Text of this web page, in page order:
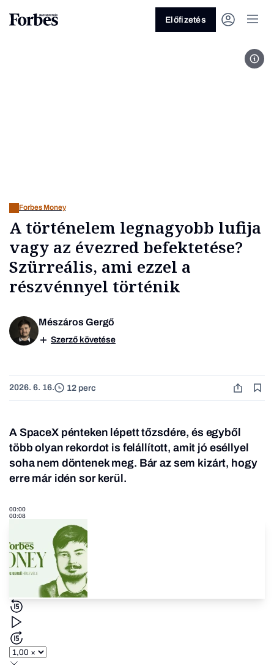
Üzlet
Előfizetés
Forbes Money
A történelem legnagyobb lufija
vagy az évezred befektetése?
Szürreális, ami ezzel a
részvénnyel történik
Mészáros Gergő
Szerző követése
2026. 6. 16. 12 perc
A SpaceX pénteken lépett tőzsdére, és egyből
több olyan rekordot is felállított, amit jó eséllyel
soha nem döntenek meg. Bár az sem kizárt, hogy
erre már idén sor kerül.
00:00
00:08